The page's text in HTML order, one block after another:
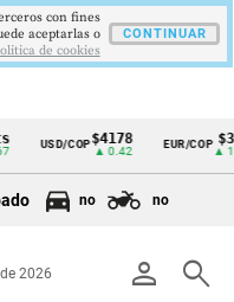
USD/COP$4178
▲ 0.42
EUR/COP
▲
no no
person search
2026
con fines
aceptarlas o
de cookies
CONTINUAR